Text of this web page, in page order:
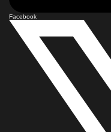
Facebook